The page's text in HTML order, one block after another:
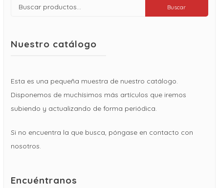
Buscar
Buscar
Nuestro catálogo
Esta es una pequeña muestra de nuestro catálogo.
Disponemos de muchísimos más artículos que iremos
subiendo y actualizando de forma periódica.
Si no encuentra la que busca, póngase en contacto con
nosotros.
Encuéntranos